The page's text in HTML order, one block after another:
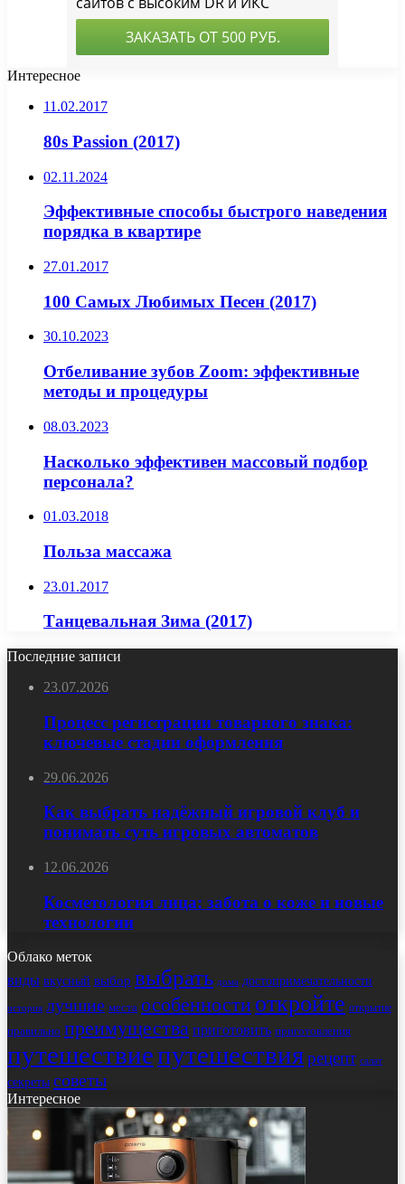
Интересное
11.02.2017
80s Passion (2017)
02.11.2024
Эффективные способы быстрого наведения
порядка в квартире
27.01.2017
100 Самых Любимых Песен (2017)
30.10.2023
Отбеливание зубов Zoom: эффективные
методы и процедуры
08.03.2023
Насколько эффективен массовый подбор
персонала?
01.03.2018
Польза массажа
23.01.2017
Танцевальная Зима (2017)
Последние записи
23.07.2026
Процесс регистрации товарного знака:
ключевые стадии оформления
29.06.2026
Как выбрать надёжный игровой клуб и
понимать суть игровых автоматов
12.06.2026
Косметология лица: забота о коже и новые
технологии
Облако меток
виды вкусный выбор выбрать дома достопримечательности
история лучшие места особенности откройте открытие
правильно преимущества приготовить приготовления
путешествиепутешествиярецепт салат
секреты советы
Интересное